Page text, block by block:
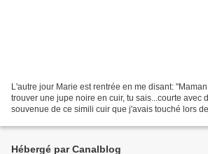
L'autre jour Marie est rentrée en me disant:
trouver une jupe noire en cuir, tu sais...courte avec
souvenue de ce simili cuir que j'avais touché lors
Hébergé par Canalblog